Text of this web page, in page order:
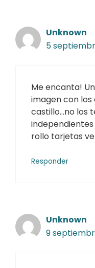
Unknown
5
Me encanta!
imagen con los
castillo…no los
rollo tarjetas
Responder
Unknown
9